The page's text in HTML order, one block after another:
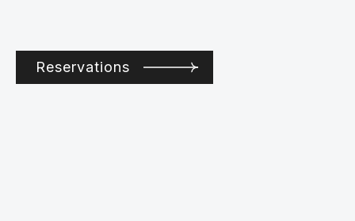
Reservations